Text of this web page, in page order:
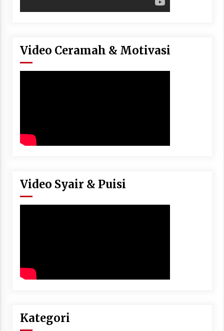
Video Ceramah & Motivasi
Video Syair & Puisi
Kategori